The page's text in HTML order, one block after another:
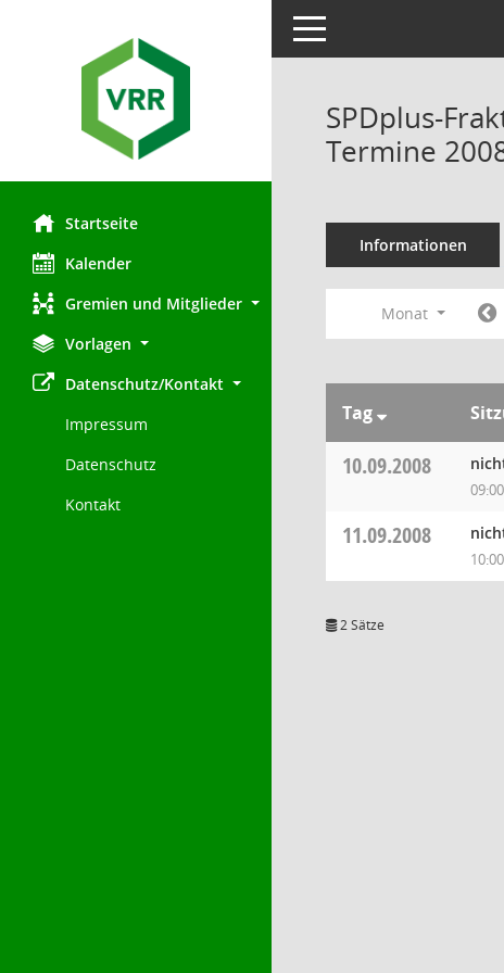
Startseite
Kalender
Gremien und Mitglieder
Vorlagen
Datenschutz/Kontakt
Impressum
Datenschutz
Kontakt
Toggle navigation
SPDplus-
Termine
Informationen
Monat
Tag
10.09.2008
11.09.2008
2 Sätze